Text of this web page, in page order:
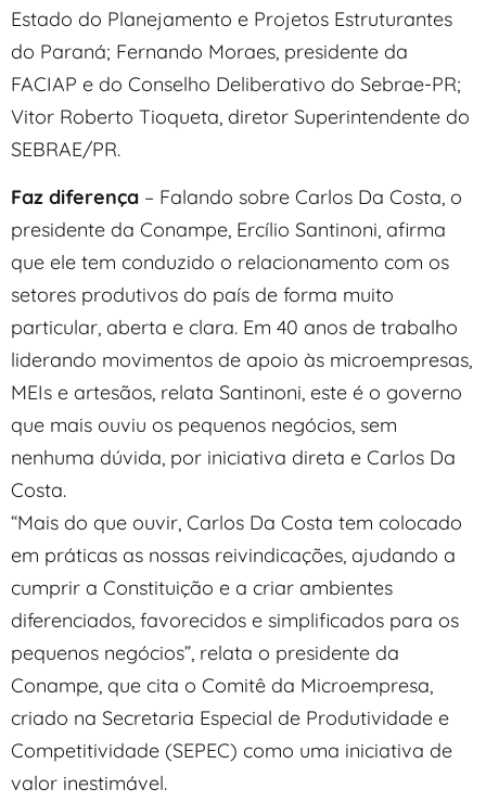
Estado do Planejamento e Projetos Estruturantes
do Paraná; Fernando Moraes, presidente da
FACIAP e do Conselho Deliberativo do Sebrae-PR;
Vitor Roberto Tioqueta, diretor Superintendente do
SEBRAE/PR.
Faz diferença – Falando sobre Carlos Da Costa, o
presidente da Conampe, Ercílio Santinoni, afirma
que ele tem conduzido o relacionamento com os
setores produtivos do país de forma muito
particular, aberta e clara. Em 40 anos de trabalho
liderando movimentos de apoio às microempresas,
MEIs e artesãos, relata Santinoni, este é o governo
que mais ouviu os pequenos negócios, sem
nenhuma dúvida, por iniciativa direta e Carlos Da
Costa.
“Mais do que ouvir, Carlos Da Costa tem colocado
em práticas as nossas reivindicações, ajudando a
cumprir a Constituição e a criar ambientes
diferenciados, favorecidos e simplificados para os
pequenos negócios”, relata o presidente da
Conampe, que cita o Comitê da Microempresa,
criado na Secretaria Especial de Produtividade e
Competitividade (SEPEC) como uma iniciativa de
valor inestimável.